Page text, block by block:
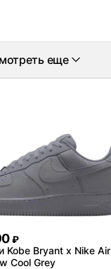
еще
₽
Kobe Bryant x Nike Air
Cool Grey